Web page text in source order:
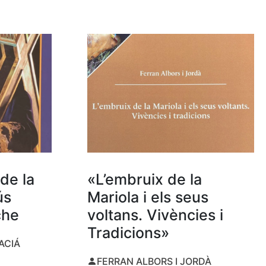
la
«L’embruix de la
Mariola i els seus
voltans. Vivències i
Tradicions»
FERRAN ALBORS I JORDÀ